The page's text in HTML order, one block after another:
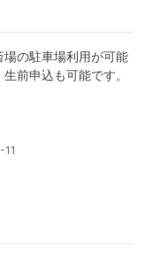
の駐車場利用が可能
前申込も可能です。
11